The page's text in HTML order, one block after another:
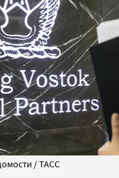
/ ТАСС